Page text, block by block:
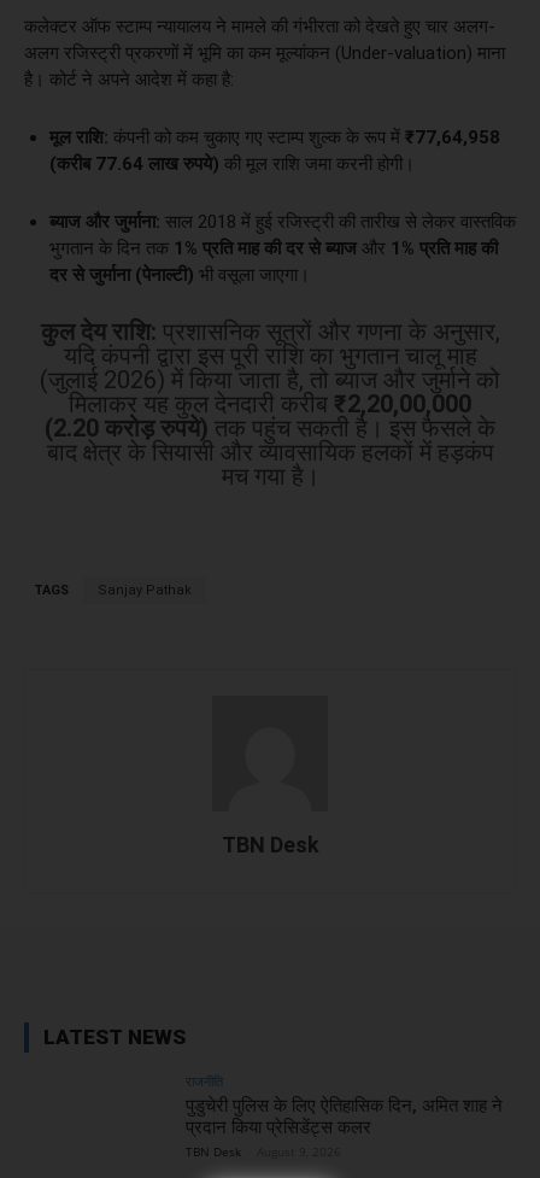
कलेक्टर ऑफ स्टाम्प न्यायालय ने मामले की गंभीरता को देखते हुए चार अलग-
अलग रजिस्ट्री प्रकरणों में भूमि का कम मूल्यांकन (Under-valuation) माना
है। कोर्ट ने अपने आदेश में कहा है:
मूल राशि: कंपनी को कम चुकाए गए स्टाम्प शुल्क के रूप में ₹77,64,958
(करीब 77.64 लाख रुपये) की मूल राशि जमा करनी होगी।
ब्याज और जुर्माना: साल 2018 में हुई रजिस्ट्री की तारीख से लेकर वास्तविक
भुगतान के दिन तक 1% प्रति माह की दर से ब्याज और 1% प्रति माह की
दर से जुर्माना (पेनाल्टी) भी वसूला जाएगा।
कुल देय राशि: प्रशासनिक सूत्रों और गणना के अनुसार,
यदि कंपनी द्वारा इस पूरी राशि का भुगतान चालू माह
(जुलाई 2026) में किया जाता है, तो ब्याज और जुर्माने को
मिलाकर यह कुल देनदारी करीब ₹2,20,00,000
(2.20 करोड़ रुपये) तक पहुंच सकती है। इस फैसले के
बाद क्षेत्र के सियासी और व्यावसायिक हलकों में हड़कंप
मच गया है।
TAGS Sanjay Pathak
TBN Desk
LATEST NEWS
राजनीति
पुडुचेरी पुलिस के लिए ऐतिहासिक दिन, अमित शाह ने
प्रदान किया प्रेसिडेंट्स कलर
TBN Desk